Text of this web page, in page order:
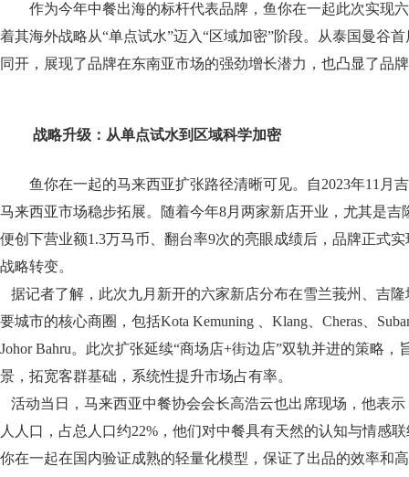
作为今年中餐出海的标杆代表品牌，鱼你在一起此次实现
着其海外战略从“单点试水”迈入“区域加密”阶段。从泰国曼谷
同开，展现了品牌在东南亚市场的强劲增长潜力，也凸显了品
战略升级：从单点试水到区域科学加密
鱼你在一起的马来西亚扩张路径清晰可见。自2023年11月
马来西亚市场稳步拓展。随着今年8月两家新店开业，尤其是吉
便创下营业额1.3万马币、翻台率9次的亮眼成绩后，品牌正式
战略转变。
据记者了解，此次九月新开的六家新店分布在雪兰莪州、吉
要城市的核心商圈，包括Kota Kemuning 、Klang、Cheras、
Johor Bahru。此次扩张延续“商场店+街边店”双轨并进的策略
景，拓宽客群基础，系统性提升市场占有率。
活动当日，马来西亚中餐协会会长高浩云也出席现场，他表
人人口，占总人口约22%，他们对中餐具有天然的认知与情感
你在一起在国内验证成熟的轻量化模型，保证了出品的效率和